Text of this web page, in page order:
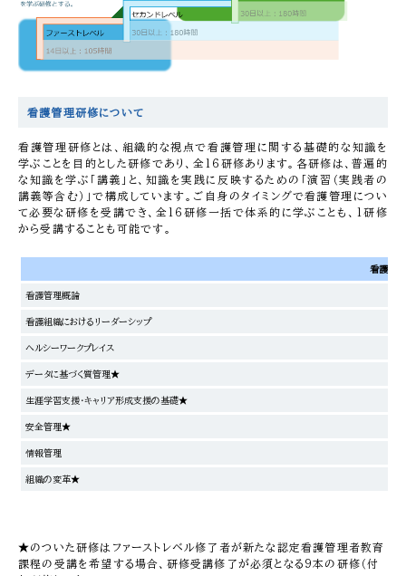
看護管理研修について
看護管理研修とは、組織的な視点で看護管理に関する基礎的な知識を
学ぶことを目的とした研修であり、全16研修あります。各研修は、普遍的
な知識を学ぶ「講義」と、知識を実践に反映するための「演習（実践者の
講義等含む）」で構成しています。ご自身のタイミングで看護管理につい
て必要な研修を受講でき、全16研修一括で体系的に学ぶことも、1研修
から受講することも可能です。
看護管
看護管理概論
看護組織におけるリーダーシップ
ヘルシーワークプレイス
データに基づく質管理★
生涯学習支援・キャリア形成支援の基礎★
安全管理★
情報管理
組織の変革★
★のついた研修はファーストレベル修了者が新たな認定看護管理者教育
課程の受講を希望する場合、研修受講修了が必須となる9本の研修（付